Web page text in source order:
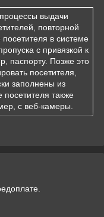
выдачи
повторной
в системе
с привязкой к
паспорту. Позже это
посетителя,
заполнены из
посетителя также
с веб-камеры.